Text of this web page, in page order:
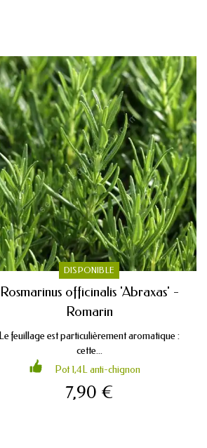
DISPONIBLE
Rosmarinus officinalis 'Abraxas' -
Romarin
Le feuillage est particulièrement aromatique :
cette...
Pot 1,4L anti-chignon
7,90 €